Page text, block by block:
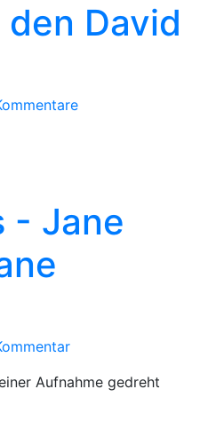
David
- Jane
Aufnahme gedreht